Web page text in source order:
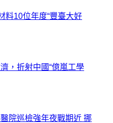
料10位年度“豐臺大好
，折射中國“億嵐工學
院巡檢強年夜戰期近 挪